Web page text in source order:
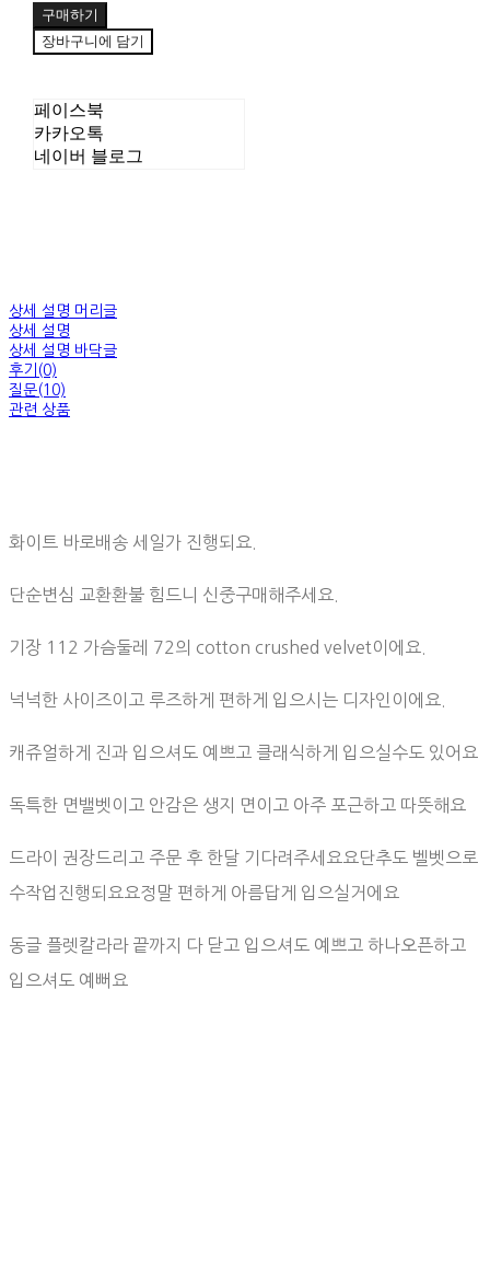
구매하기
장바구니에 담기
페이스북
카카오톡
네이버 블로그
상세 설명 머리글
상세 설명
상세 설명 바닥글
후기(0)
질문(10)
관련 상품
화이트 바로배송 세일가 진행되요.
단순변심 교환환불 힘드니 신중구매해주세요.
기장 112 가슴둘레 72의 cotton crushed velvet이에요.
넉넉한 사이즈이고 루즈하게 편하게 입으시는 디자인이에요.
캐쥬얼하게 진과 입으셔도 예쁘고 클래식하게 입으실수도 있어요
독특한 면밸벳이고 안감은 생지 면이고 아주 포근하고 따뜻해요
드라이 권장드리고 주문 후 한달 기다려주세요요단추도 벨벳으로
수작업진행되요요정말 편하게 아름답게 입으실거에요
동글 플렛칼라라 끝까지 다 닫고 입으셔도 예쁘고 하나오픈하고
입으셔도 예뻐요